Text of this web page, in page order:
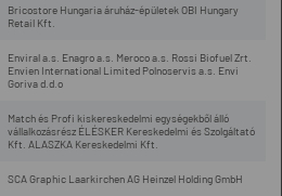
Bricostore Hungaria áruház-épületek OBI Hungary
Retail Kft.
Enviral a.s. Enagro a.s. Meroco a.s. Rossi Biofuel Zrt.
Envien International Limited Polnoservis a.s. Envi
Goriva d.d.o
Match és Profi kiskereskedelmi egységekből álló
vállalkozásrész ÉLÉSKER Kereskedelmi és Szolgáltató
Kft. ALASZKA Kereskedelmi Kft.
SCA Graphic Laarkirchen AG Heinzel Holding GmbH